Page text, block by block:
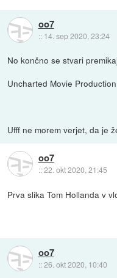
oo7
:: 14. sep 2020, 23:24
No končno se stvari
Uncharted Movie
Ufff ne morem verjet, da je
oo7
::22. okt 2020, 21:45
Prva slika Tom Hollanda v
oo7
::26. okt 2020, 10:40